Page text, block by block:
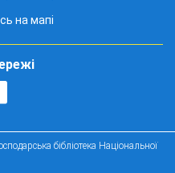
на мапі
бібліотека Національної